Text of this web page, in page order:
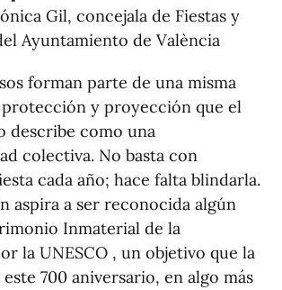
Gil, concejala de Fiestas y
Ayuntamiento de València
forman parte de una misma
y proyección que el
describe como una
colectiva. No basta con
cada año; hace falta blindarla.
aspira a ser reconocida algún
Inmaterial de la
la UNESCO , un objetivo que la
700 aniversario, en algo más